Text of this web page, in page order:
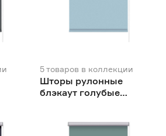
5товаров в коллекции
Шторы рулонные
блэкаут голубые